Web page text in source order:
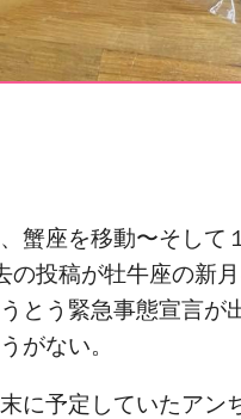
蟹座を移動〜そして
の投稿が牡牛座の新
とう緊急事態宣言が
がない。
に予定していたアン